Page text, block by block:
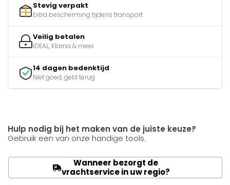
Stevig verpakt
Extra bescherming tijdens transport
Veilig betalen
iDEAL, Klarna & meer
14 dagen bedenktijd
Niet goed, geld terug
Hulp nodig bij het maken van de juiste keuze?
Gebruik een van onze handige tools.
Wanneer bezorgt de
vrachtservice in uw regio?